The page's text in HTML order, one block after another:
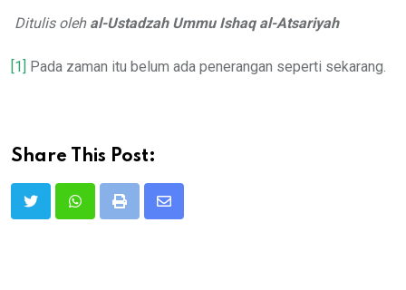
Ditulis oleh al-Ustadzah Ummu Ishaq al-Atsariyah
[1] Pada zaman itu belum ada penerangan seperti sekarang.
Share This Post:
Print
Share